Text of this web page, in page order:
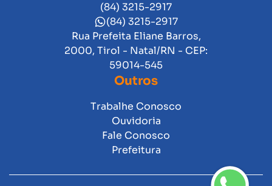
(84) 3215-2917
(84) 3215-2917
Rua Prefeita Eliane Barros,
2000, Tirol - Natal/RN - CEP:
59014-545
Outros
Trabalhe Conosco
Ouvidoria
Fale Conosco
Prefeitura